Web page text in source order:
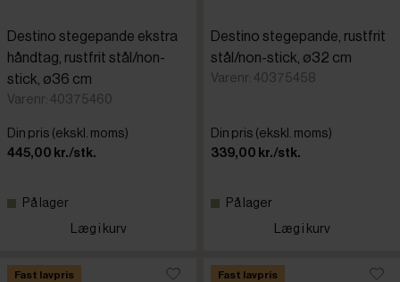
Destino stegepande ekstra
håndtag, rustfrit stål/non-
stick, ø36 cm
Varenr: 40375460
Din pris (ekskl. moms)
445,00 kr./stk.
På lager
Læg i kurv
Destino stegepande, rustfrit
stål/non-stick, ø32 cm
Varenr: 40375458
Din pris (ekskl. moms)
339,00 kr./stk.
På lager
Læg i kurv
Fast lavpris Fast lavpris